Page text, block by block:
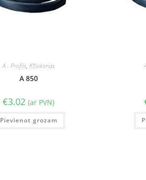
A - Profils, Ķīļsiksnas
A 850
€3.02 (ar PVN)
Pievienot grozam